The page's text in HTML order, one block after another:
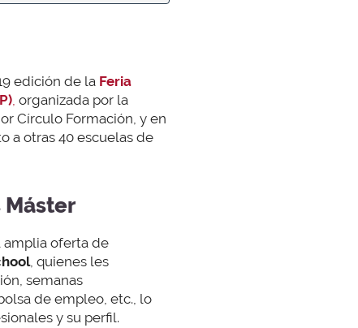
edición de la Feria
organizada por la
Círculo Formación, y en
a otras 40 escuelas de
Máster
amplia oferta de
, quienes les
semanas
de empleo, etc., lo
y su perfil.